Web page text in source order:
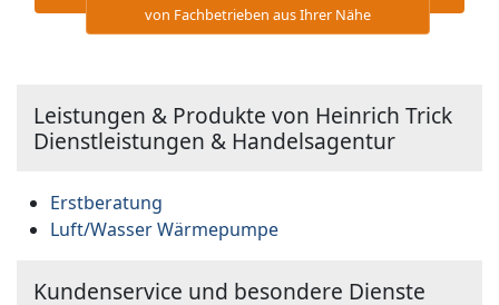
von Fachbetrieben aus Ihrer Nähe
Leistungen & Produkte von Heinrich Trick
Dienstleistungen & Handelsagentur
Erstberatung
Luft/Wasser Wärmepumpe
Kundenservice und besondere Dienste